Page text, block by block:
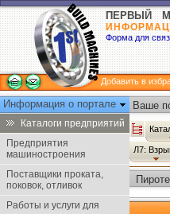
ПЕРВЫЙ
Форма для
Добавить в
Информация о портале
Каталоги предприятий
Предприятия
машиностроения
Поставщики проката,
поковок, отливок
Работы и услуги для
Ваше
Л7: